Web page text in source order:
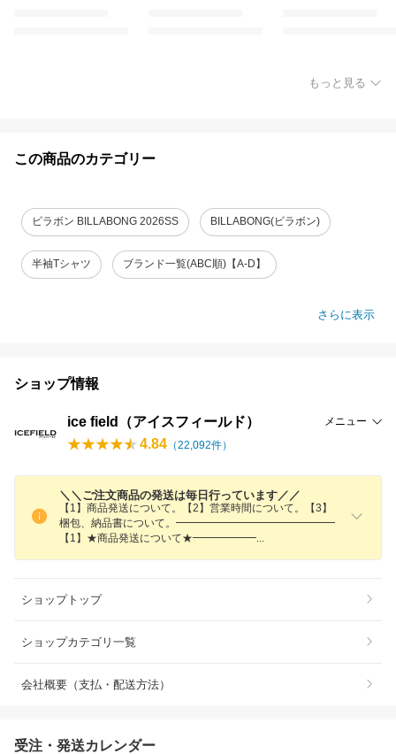
もっと見る
この商品のカテゴリー
ビラボン BILLABONG 2026SS BILLABONG(ビラボン)
半袖Tシャツ ブランド一覧(ABC順)【A-D】
さらに表示
ショップ情報
ice field（アイスフィールド） メニュー
4.84 （22,092件）
＼＼ご注文商品の発送は毎日行っています／／
【1】商品発送について。【2】営業時間について。【3】
梱包、納品書について。━━━━━━━━━━━━━━━
【1】★商品発送について★━━━━━━
ショップトップ
ショップカテゴリ一覧
会社概要（支払・配送方法）
受注・発送カレンダー